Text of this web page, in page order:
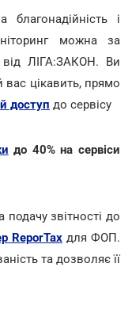
благонадійність і
можна за
ЛІГА:ЗАКОН. Ви
вас цікавить, прямо
доступ до сервісу
до 40% на сервіси
звітності до
ReporTax для ФОП.
та дозволяє її